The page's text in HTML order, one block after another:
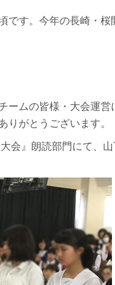
す。今年の長崎・
ームの皆様・大会運
がとうございます。
会』朗読部門にて、